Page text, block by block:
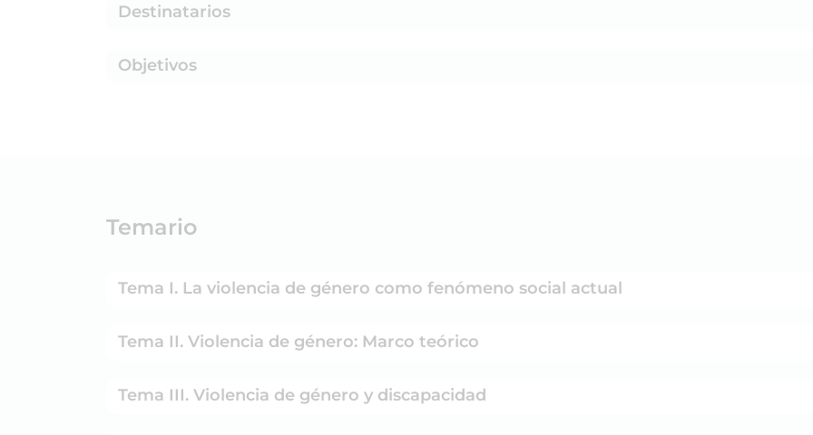
Destinatarios
Objetivos
Temario
Tema I. La violencia de género como fenómeno social actual
Tema II. Violencia de género: Marco teórico
Tema III. Violencia de género y discapacidad